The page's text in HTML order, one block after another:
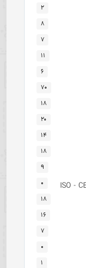
۲
۸
۷
۱۱
۶
۷۰
۱۸
۲۰
۱۴
۱۸
۹
۰
۱۸
۱۶
۷
۰
۱